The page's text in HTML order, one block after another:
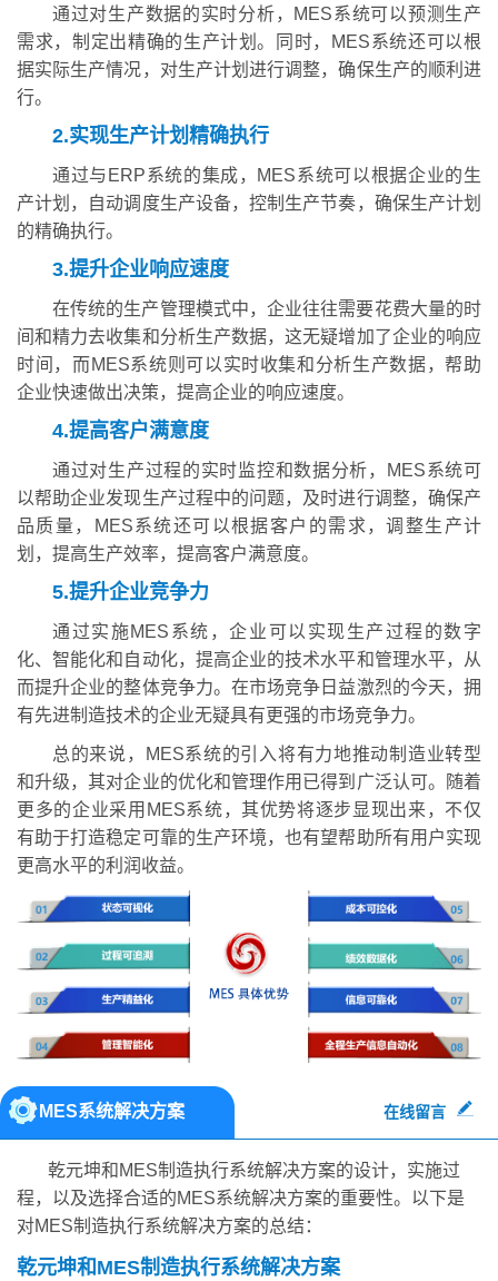
通过对生产数据的实时分析，MES系统可以预测生产
需求，制定出精确的生产计划。同时，MES系统还可以根
据实际生产情况，对生产计划进行调整，确保生产的顺利进
行。
2.实现生产计划精确执行
通过与ERP系统的集成，MES系统可以根据企业的生
产计划，自动调度生产设备，控制生产节奏，确保生产计划
的精确执行。
3.提升企业响应速度
在传统的生产管理模式中，企业往往需要花费大量的时
间和精力去收集和分析生产数据，这无疑增加了企业的响应
时间，而MES系统则可以实时收集和分析生产数据，帮助
企业快速做出决策，提高企业的响应速度。
4.提高客户满意度
通过对生产过程的实时监控和数据分析，MES系统可
以帮助企业发现生产过程中的问题，及时进行调整，确保产
品质量，MES系统还可以根据客户的需求，调整生产计
划，提高生产效率，提高客户满意度。
5.提升企业竞争力
通过实施MES系统，企业可以实现生产过程的数字
化、智能化和自动化，提高企业的技术水平和管理水平，从
而提升企业的整体竞争力。在市场竞争日益激烈的今天，拥
有先进制造技术的企业无疑具有更强的市场竞争力。
总的来说，MES系统的引入将有力地推动制造业转型
和升级，其对企业的优化和管理作用已得到广泛认可。随着
更多的企业采用MES系统，其优势将逐步显现出来，不仅
有助于打造稳定可靠的生产环境，也有望帮助所有用户实现
更高水平的利润收益。
MES系统解决方案 在线留言
乾元坤和MES制造执行系统解决方案的设计，实施过
程，以及选择合适的MES系统解决方案的重要性。以下是
对MES制造执行系统解决方案的总结：
乾元坤和MES制造执行系统解决方案